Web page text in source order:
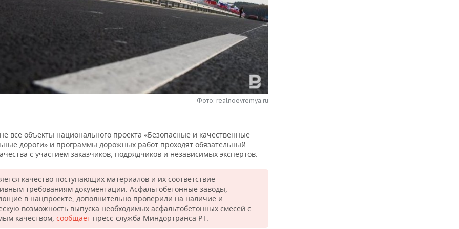
Фото: realnoevremya.ru
все объекты национального проекта «Безопасные и качественные
дороги» и программы дорожных работ проходят обязательный
с участием заказчиков, подрядчиков и независимых экспертов.
качество поступающих материалов и их соответствие
требованиям документации. Асфальтобетонные заводы,
в нацпроекте, дополнительно проверили на наличие и
возможность выпуска необходимых асфальтобетонных смесей с
качеством, сообщает пресс-служба Миндортранса РТ.